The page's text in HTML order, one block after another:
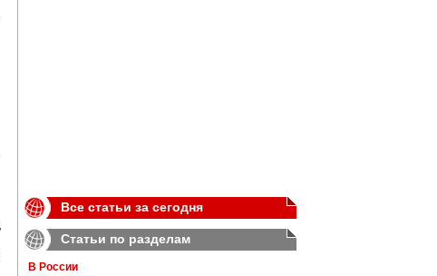
Все статьи за сегодня
Статьи по разделам
В России